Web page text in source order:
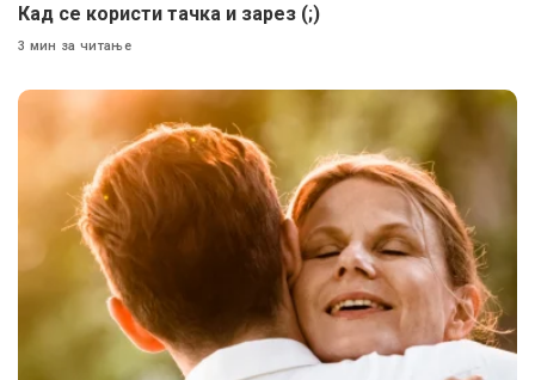
Кад се користи тачка и зарез (;)
3 мин за читање